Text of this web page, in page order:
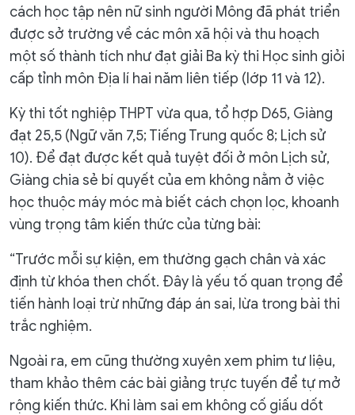
cách học tập nên nữ sinh người Mông đã phát triển
được sở trường về các môn xã hội và thu hoạch
một số thành tích như đạt giải Ba kỳ thi Học sinh giỏi
cấp tỉnh môn Địa lí hai năm liên tiếp (lớp 11 và 12).
Kỳ thi tốt nghiệp THPT vừa qua, tổ hợp D65, Giàng
đạt 25,5 (Ngữ văn 7,5; Tiếng Trung quốc 8; Lịch sử
10). Để đạt được kết quả tuyệt đối ở môn Lịch sử,
Giàng chia sẻ bí quyết của em không nằm ở việc
học thuộc máy móc mà biết cách chọn lọc, khoanh
vùng trọng tâm kiến thức của từng bài:
“Trước mỗi sự kiện, em thường gạch chân và xác
định từ khóa then chốt. Đây là yếu tố quan trọng để
tiến hành loại trừ những đáp án sai, lừa trong bài thi
trắc nghiệm.
Ngoài ra, em cũng thường xuyên xem phim tư liệu,
tham khảo thêm các bài giảng trực tuyến để tự mở
rộng kiến thức. Khi làm sai em không cố giấu dốt